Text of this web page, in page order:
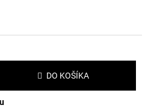
DO KOŠÍKA